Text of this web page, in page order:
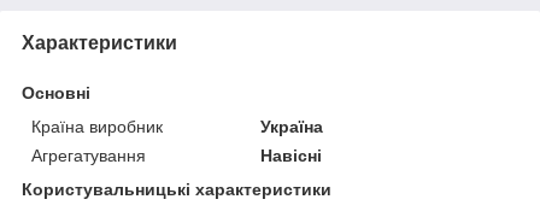
Характеристики
Основні
Країна виробник
Україна
Агрегатування
Навісні
Користувальницькі характеристики